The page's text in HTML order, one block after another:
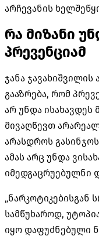
არჩევანის
რა მიზანი
პრევენციამ
ჯანა
გააზრება, რომ
არ უნდა ისახავდეს
მივაღწევთ
არასდროს
ამას არც უნდა
იმედგაცრუებულნი
სამწუხაროდ,
იყო დაფუძნებული